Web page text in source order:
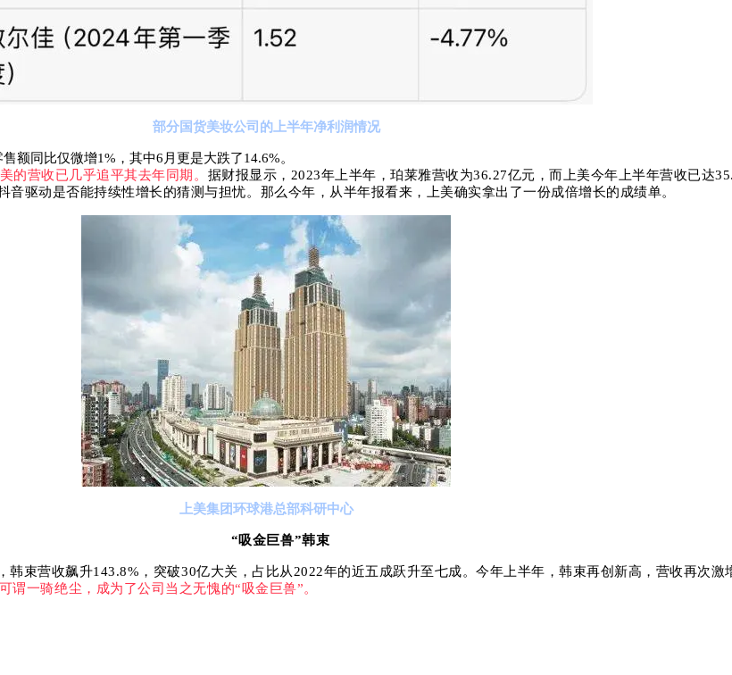
部分国货美妆公司的上半年净利润情况
额同比仅微增1%，其中6月更是大跌了14.6%。
美的营收已几乎追平其去年同期。 据财报显示，2023年上半年，珀莱雅营收为36.27亿元，而上美今年上半年营收已达
驱动是否能持续性增长的猜测与担忧。那么今年，从半年报看来，上美确实拿出了一份成倍增长的成绩单。
上美集团环球港总部科研中心
“吸金巨兽”韩束
韩束营收飙升143.8%，突破30亿大关，占比从2022年的近五成跃升至七成。今年上半年，韩束再创新高，营收再次
谓一骑绝尘，成为了公司当之无愧的“吸金巨兽”。